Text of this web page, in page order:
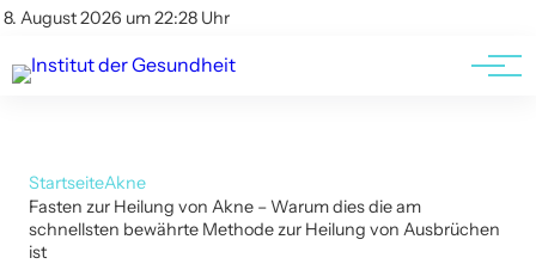
8. August 2026 um 22:28 Uhr
Kontakt
Kontakt
AGBs
StartseiteAkne
Fasten zur Heilung von Akne – Warum dies die am
schnellsten bewährte Methode zur Heilung von Ausbrüchen
ist